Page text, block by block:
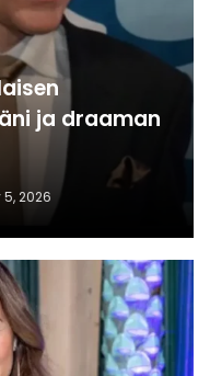
ja draaman
2026